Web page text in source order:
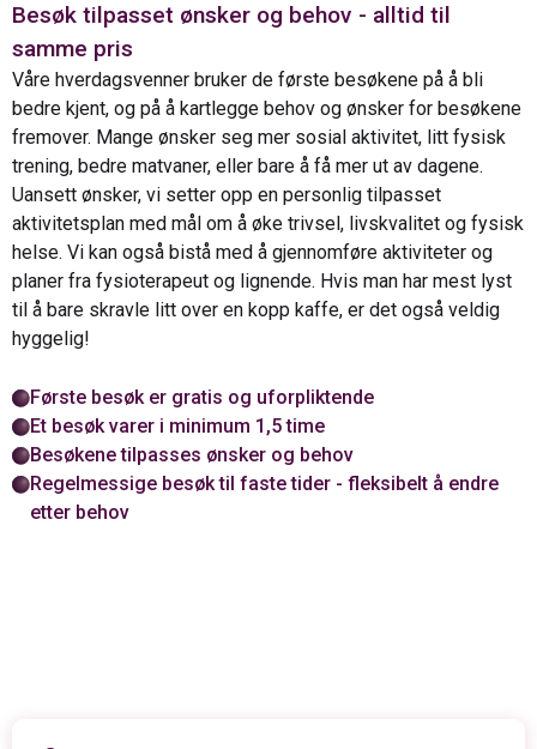
Besøk tilpasset ønsker og behov - alltid til
samme pris
Våre hverdagsvenner bruker de første besøkene på å bli
bedre kjent, og på å kartlegge behov og ønsker for besøkene
fremover. Mange ønsker seg mer sosial aktivitet, litt fysisk
trening, bedre matvaner, eller bare å få mer ut av dagene.
Uansett ønsker, vi setter opp en personlig tilpasset
aktivitetsplan med mål om å øke trivsel, livskvalitet og fysisk
helse. Vi kan også bistå med å gjennomføre aktiviteter og
planer fra fysioterapeut og lignende. Hvis man har mest lyst
til å bare skravle litt over en kopp kaffe, er det også veldig
hyggelig!
Første besøk er gratis og uforpliktende
Et besøk varer i minimum 1,5 time
Besøkene tilpasses ønsker og behov
Regelmessige besøk til faste tider - fleksibelt å endre
etter behov